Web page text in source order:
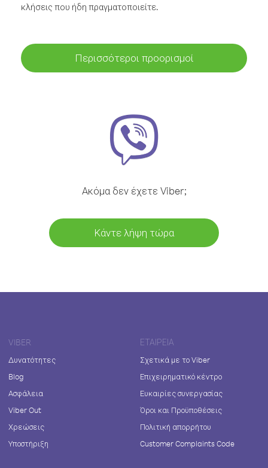
κλήσεις που ήδη πραγματοποιείτε.
Περισσότεροι προορισμοί
Ακόμα δεν έχετε Viber;
Κάντε λήψη τώρα
VIBER
Δυνατότητες
Blog
Ασφάλεια
Viber Out
Χρεώσεις
Υποστήριξη
ΕΤΑΙΡΕΊΑ
Σχετικά με το Viber
Επιχειρηματικό κέντρο
Ευκαιρίες συνεργασίας
Όροι και Προϋποθέσεις
Πολιτική απορρήτου
Customer Complaints Code